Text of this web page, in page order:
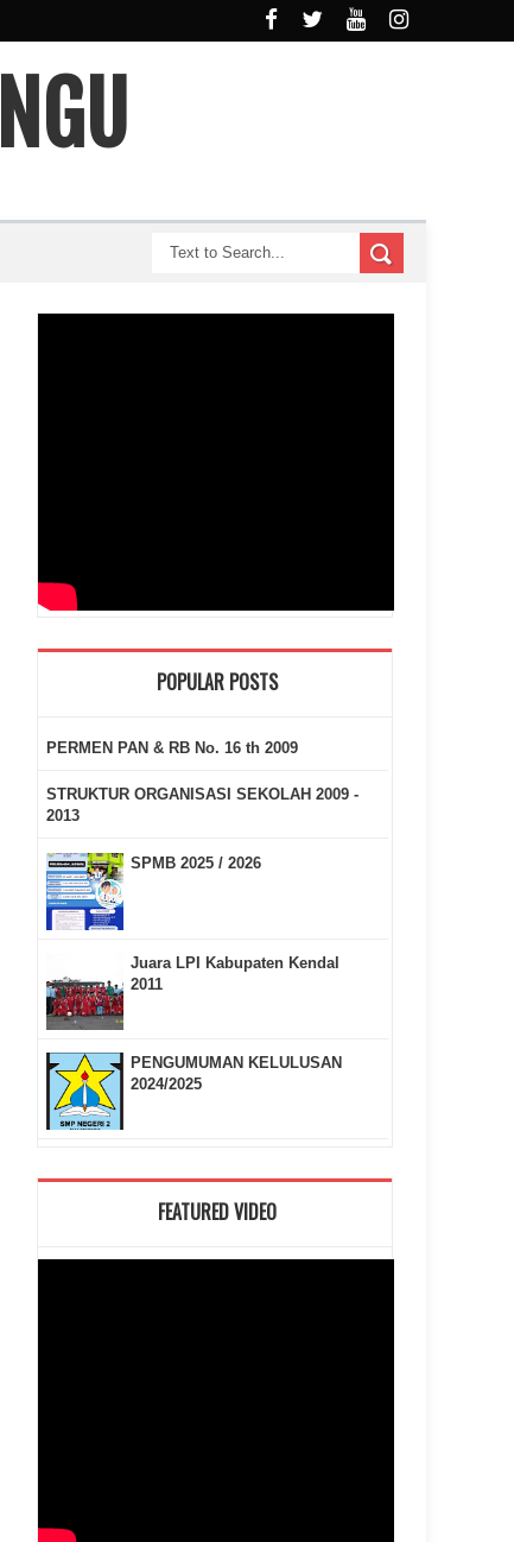
POPULAR POSTS
PERMEN PAN & RB No. 16 th 2009
STRUKTUR ORGANISASI SEKOLAH 2009 -
2013
SPMB 2025 / 2026
Juara LPI Kabupaten Kendal
2011
PENGUMUMAN KELULUSAN
2024/2025
FEATURED VIDEO